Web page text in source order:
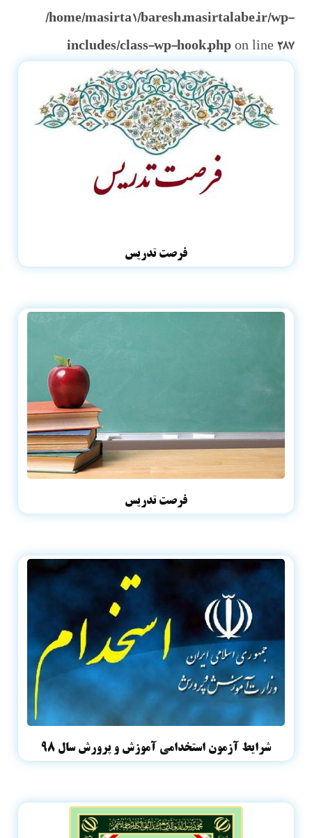
/home/masirta1/baresh.masirtalabe.ir/wp-
includes/class-wp-hook.phpon line 287
فرصت تدریس
فرصت تدریس
شرایط آزمون استخدامی آموزش و پرورش سال ۹۸